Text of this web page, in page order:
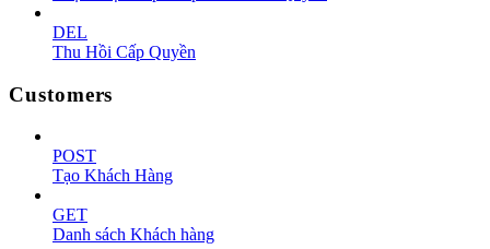
DEL
Thu Hồi Cấp Quyền
Customers
POST
Tạo Khách Hàng
GET
Danh sách Khách hàng